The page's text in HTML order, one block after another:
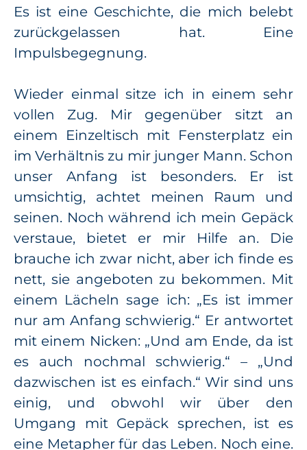
Es ist eine Geschichte, die mich belebt
zurückgelassen hat. Eine
Impulsbegegnung.
Wieder einmal sitze ich in einem sehr
vollen Zug. Mir gegenüber sitzt an
einem Einzeltisch mit Fensterplatz ein
im Verhältnis zu mir junger Mann. Schon
unser Anfang ist besonders. Er ist
umsichtig, achtet meinen Raum und
seinen. Noch während ich mein Gepäck
verstaue, bietet er mir Hilfe an. Die
brauche ich zwar nicht, aber ich finde es
nett, sie angeboten zu bekommen. Mit
einem Lächeln sage ich: „Es ist immer
nur am Anfang schwierig.“ Er antwortet
mit einem Nicken: „Und am Ende, da ist
es auch nochmal schwierig.“ – „Und
dazwischen ist es einfach.“ Wir sind uns
einig, und obwohl wir über den
Umgang mit Gepäck sprechen, ist es
eine Metapher für das Leben. Noch eine.